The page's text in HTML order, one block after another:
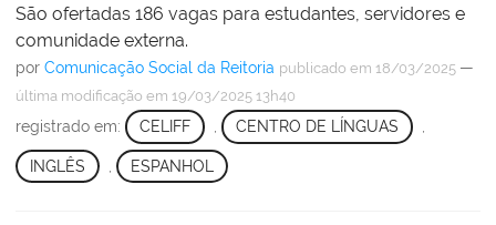
São ofertadas 186 vagas para estudantes, servidores e
comunidade externa.
por Comunicação Social da Reitoria publicado em 18/03/2025 —
última modificação em 19/03/2025 13h40
registrado em: CELIFF CENTRO DE LÍNGUAS
INGLÊS ESPANHOL